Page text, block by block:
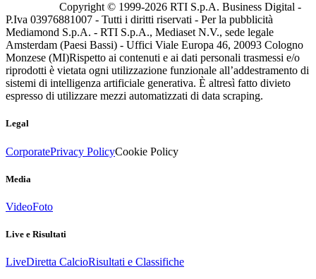
Copyright © 1999-2026 RTI S.p.A. Business Digital -
P.Iva 03976881007 - Tutti i diritti riservati - Per la pubblicità
Mediamond S.p.A. - RTI S.p.A., Mediaset N.V., sede legale
Amsterdam (Paesi Bassi) - Uffici Viale Europa 46, 20093 Cologno
Monzese (MI)Rispetto ai contenuti e ai dati personali trasmessi e/o
riprodotti è vietata ogni utilizzazione funzionale all’addestramento di
sistemi di intelligenza artificiale generativa. È altresì fatto divieto
espresso di utilizzare mezzi automatizzati di data scraping.
Legal
CorporatePrivacy PolicyCookie Policy
Media
VideoFoto
Live e Risultati
LiveDiretta CalcioRisultati e Classifiche